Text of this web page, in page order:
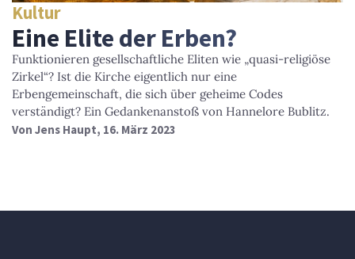
Kultur
Eine Elite der Erben?
Funktionieren gesellschaftliche Eliten wie „quasi-religiöse
Zirkel“? Ist die Kirche eigentlich nur eine
Erbengemeinschaft, die sich über geheime Codes
verständigt? Ein Gedankenanstoß von Hannelore Bublitz.
Von Jens Haupt, 16. März 2023